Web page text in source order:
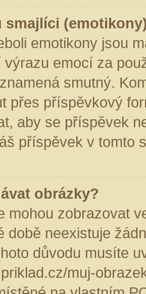
smajlíci
emotikony jsou
výrazu emocí za
smutný.
přes příspěvkový
aby se příspěvek
příspěvek v tomto
obrázky?
mohou zobrazovat
době neexistuje
důvodu musíte
muj-